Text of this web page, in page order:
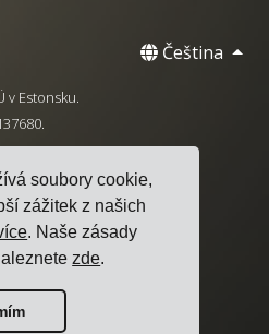
soubory cookie,
zážitek z našich
. Naše zásady
zde.
Čeština
v Estonsku.
ochrany osobních údajů